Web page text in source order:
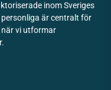
inom Sveriges
är centralt för
när vi utformar